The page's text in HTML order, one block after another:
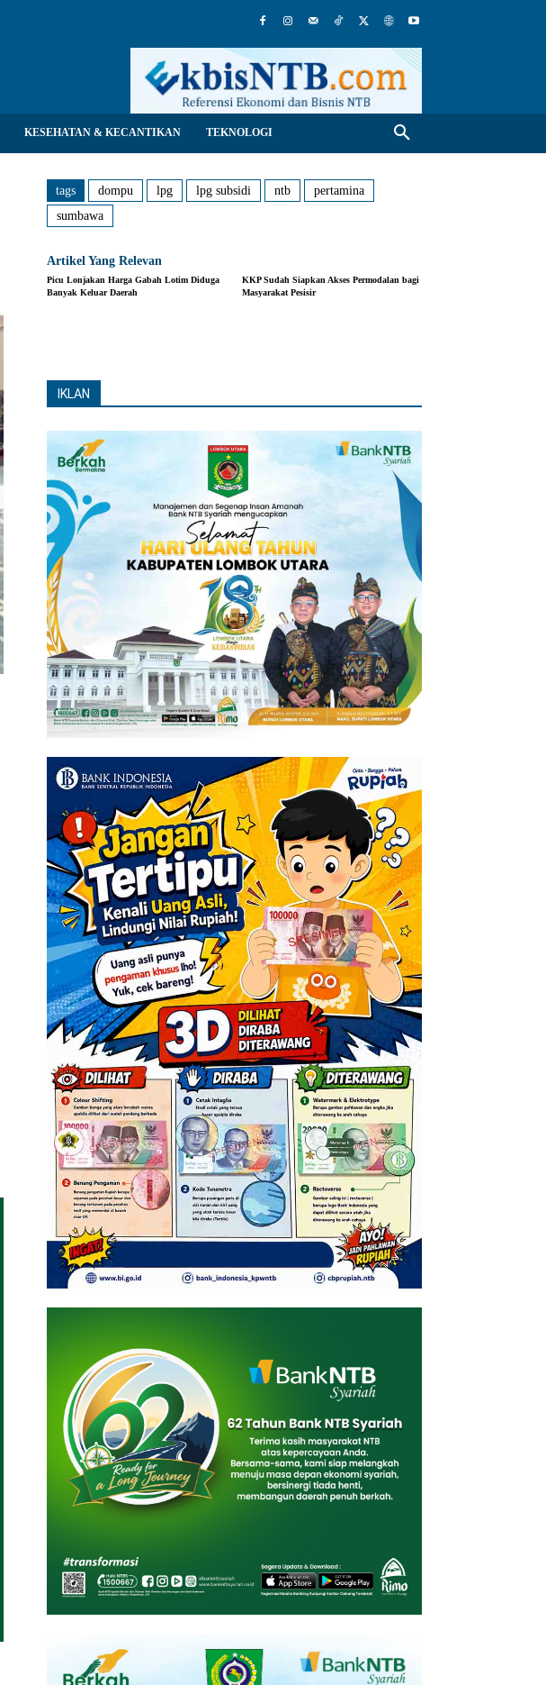
KESEHATAN & KECANTIKAN TEKNOLOGI
tags dompu lpg lpg subsidi ntb
pertamina
sumbawa
Artikel Yang Relevan
Picu Lonjakan Harga Gabah Lotim Diduga
Banyak Keluar Daerah
KKP Sudah Siapkan Akses Permodalan bagi
Masyarakat Pesisir
IKLAN